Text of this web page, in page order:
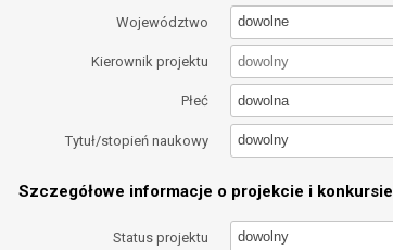
Województwo dowolne
Kierownik projektu
Płeć dowolna
Tytuł/stopień naukowy dowolny
Szczegółowe informacje o projekcie i konkursie
Status projektu dowolny